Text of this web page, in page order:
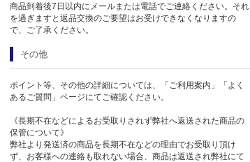
商品到着後7日以内にメールまたは電話でご連絡ください。それ
を過ぎますと返品交換のご要望はお受けできなくなりますの
で、ご了承ください。
その他
ポイント等、その他の詳細については、「ご利用案内」「よく
あるご質問」ページにてご確認ください。
《長期不在などによるお受取りされず弊社へ返送された商品の
保管について》
弊社より発送済の商品を長期不在などの理由でお受取り頂け
ず、お客様への連絡も取れない場合、商品は返送され弊社にて